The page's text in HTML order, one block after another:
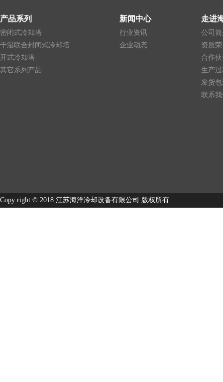
产品系列
密闭式冷却塔
干湿联合封闭式冷却塔
开式冷却塔
其它系列产品
新闻中心
行业资讯
企业动态
走进
公司
资质
合作
生产
发货
联系
Copy right © 2018 江苏海洋冷却设备有限公司 版权所有